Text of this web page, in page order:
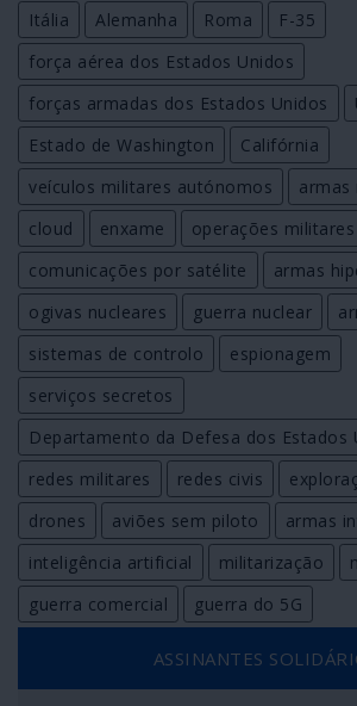
Itália
Alemanha Roma
F-35
força aérea dos Estados Unidos
forças armadas dos Estados Unidos
Estado de Washington
Califórnia
veículos militares autónomos
armas
cloud
enxame
operações militares
comunicações por satélite
armas
ogivas nucleares
guerra nuclear
sistemas de controlo
espionagem
serviços secretos
Departamento da Defesa dos Estados
redes militares
redes civis
drones
aviões sem piloto
armas
inteligência artificial
militarização
guerra comercial
guerra do 5G
ASSINANTES